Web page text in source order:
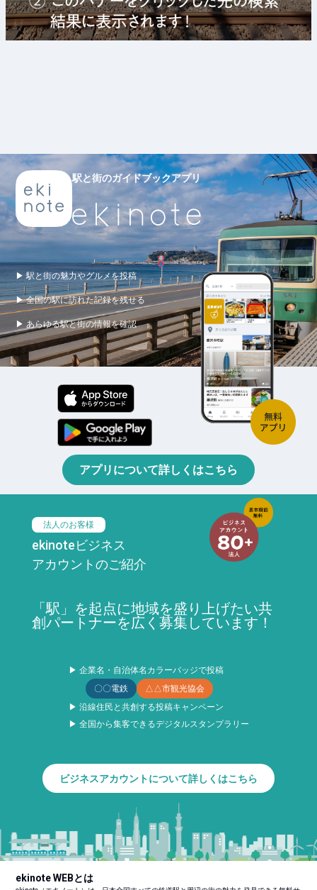
駅と街のガイドブックアプリ
▶ 駅と街の魅力やグルメを投稿
▶ 全国の駅に訪れた記録を残せる
▶ あらゆる駅と街の情報を確認
アプリについて詳しくはこちら
法人のお客様
ekinoteビジネス
アカウントのご紹介
「駅」を起点に地域を盛り上げたい共
創パートナーを広く募集しています！
▶ 企業名・自治体名カラーバッジで投稿
〇〇電鉄
△△市観光協会
▶ 沿線住民と共創する投稿キャンペーン
▶ 全国から集客できるデジタルスタンプラリー
ビジネスアカウントについて詳しくはこちら
ekinote WEBとは